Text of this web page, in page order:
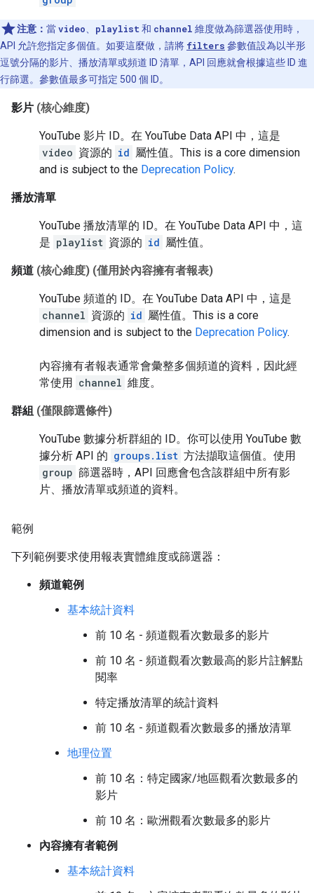
注意： 當video playlist 和 channel 維度做為篩選器使用時，
API 允許您指定多個值。如要這麼做，請將 filters 參數值設為以半形
逗號分隔的影片、播放清單或頻道 ID 清單，API 回應就會根據這些 ID 進
行篩選。參數值最多可指定 500 個 ID。
影片 (核心維度)
YouTube 影片 ID。在 YouTube Data API 中，這是
video 資源的 id 屬性值。 This is a core dimension
and is subject to the Deprecation Policy.
播放清單
YouTube 播放清單的 ID。在 YouTube Data API 中，這
是 playlist 資源的 id 屬性值。
頻道 (核心維度) (僅用於內容擁有者報表)
YouTube 頻道的 ID。在 YouTube Data API 中，這是
channel 資源的 id 屬性值。 This is a core
dimension and is subject to the Deprecation Policy.
內容擁有者報表通常會彙整多個頻道的資料，因此經
常使用 channel 維度。
群組 (僅限篩選條件)
YouTube 數據分析群組的 ID。你可以使用 YouTube 數
據分析 API 的 groups.list 方法擷取這個值。使用
group 篩選器時，API 回應會包含該群組中所有影
片、播放清單或頻道的資料。
範例
下列範例要求使用報表實體維度或篩選器：
頻道範例
基本統計資料
前 10 名 - 頻道觀看次數最多的影片
前 10 名 - 頻道觀看次數最高的影片註解點
閱率
特定播放清單的統計資料
前 10 名 - 頻道觀看次數最多的播放清單
地理位置
前 10 名：特定國家/地區觀看次數最多的
影片
前 10 名：歐洲觀看次數最多的影片
內容擁有者範例
基本統計資料